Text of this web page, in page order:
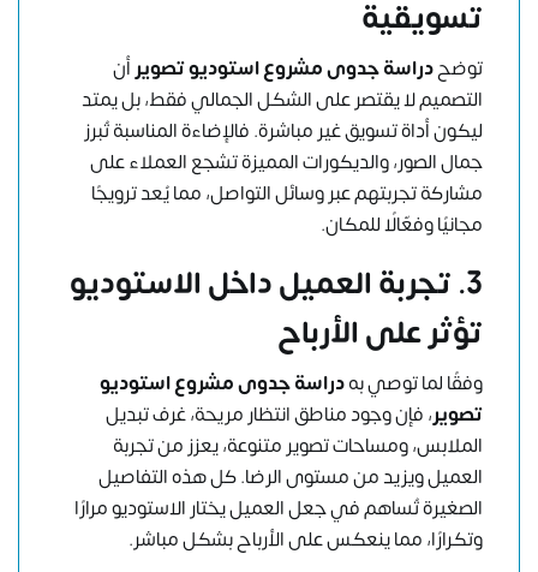
تسويقية
توضحدراسة جدوى مشروع استوديو تصويرأن
التصميم لا يقتصر على الشكل الجمالي فقط، بل يمتد
ليكون أداة تسويق غير مباشرة. فالإضاءة المناسبة تُبرز
جمال الصور، والديكورات المميزة تشجع العملاء على
مشاركة تجربتهم عبر وسائل التواصل، مما يُعد ترويجًا
مجانيًا وفعّالًا للمكان.
3. تجربة العميل داخل الاستوديو
تؤثر على الأرباح
وفقًا لما توصي بهدراسة جدوى مشروع استوديو
تصوير، فإن وجود مناطق انتظار مريحة، غرف تبديل
الملابس، ومساحات تصوير متنوعة، يعزز من تجربة
العميل ويزيد من مستوى الرضا. كل هذه التفاصيل
الصغيرة تُساهم في جعل العميل يختار الاستوديو مرارًا
وتكرارًا، مما ينعكس على الأرباح بشكل مباشر.